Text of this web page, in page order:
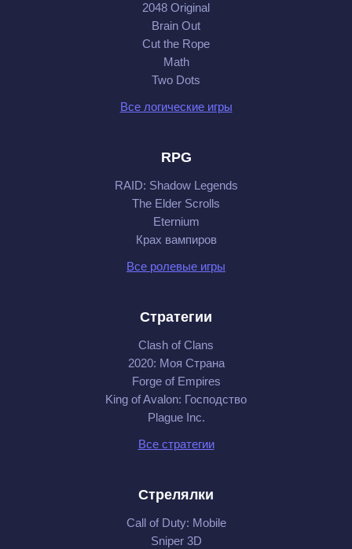
2048 Original
Brain Out
Cut the Rope
Math
Two Dots
Все логические игры
RPG
RAID: Shadow Legends
The Elder Scrolls
Eternium
Крах вампиров
Все ролевые игры
Стратегии
Clash of Clans
2020: Моя Cтрана
Forge of Empires
King of Avalon: Господство
Plague Inc.
Все стратегии
Стрелялки
Call of Duty: Mobile
Sniper 3D